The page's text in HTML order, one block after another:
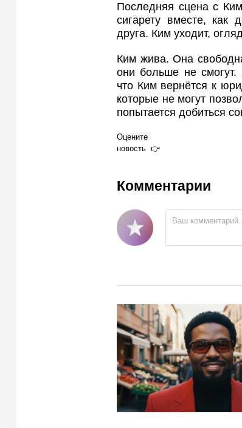
Последняя сцена с
сигарету вместе, как
друга. Ким уходит,
Ким жива. Она
они больше не
что Ким вернётся к
которые не могут
попытается добиться
Оцените
новость
Комментарии